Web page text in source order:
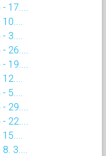
17....
3....
26....
19....
5....
29....
22....
3....